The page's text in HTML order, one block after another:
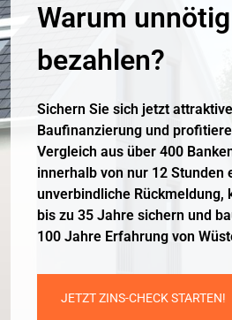
Warum
bezahlen?
Sichern Sie sich jetzt
Baufinanzierung und
Vergleich aus über 400
innerhalb von nur 12 Stunden
unverbindliche Rückmeldung,
bis zu 35 Jahre sichern und
100 Jahre Erfahrung von
JETZT ZINS-CHECK STARTEN!